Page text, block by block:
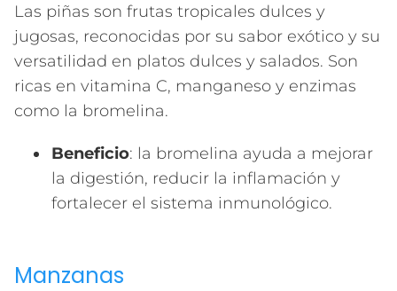
Las piñas son frutas tropicales dulces y
jugosas, reconocidas por su sabor exótico y su
versatilidad en platos dulces y salados. Son
ricas en vitamina C, manganeso y enzimas
como la bromelina.
Beneficio: la bromelina ayuda a mejorar
la digestión, reducir la inflamación y
fortalecer el sistema inmunológico.
Manzanas